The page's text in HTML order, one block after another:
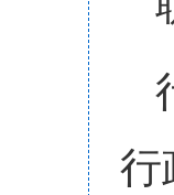
行